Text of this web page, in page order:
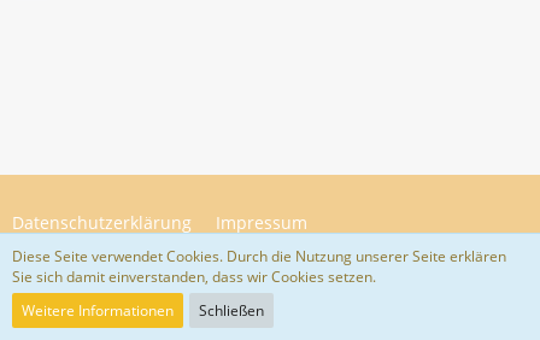
Datenschutzerklärung Impressum
Community-Software:
Diese Seite verwendet Cookies. Durch die Nutzung unserer Seite erklären
Sie sich damit einverstanden, dass wir Cookies setzen.
Weitere Informationen
Schließen